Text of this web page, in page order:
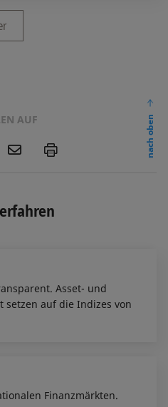
AUF
E
l
P
nach oben
Asset- und
setzen auf die Indizes von
Finanzmärkten.